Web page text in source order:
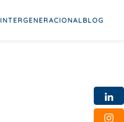
INTERGENERACIONALBLOG